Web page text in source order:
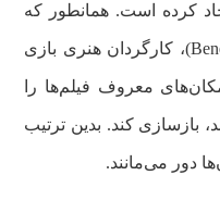
کرده است. همانطور که
بندیکت پودلزنیگ (Benedikt Podlesnigg)، کارگردان هنری بازی
معروف فیلم‌ها را
بازسازی کند. بدین ترتیب
دور می‌مانند.